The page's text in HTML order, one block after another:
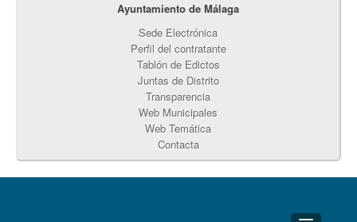
Ayuntamiento de Málaga
Sede Electrónica
Perfil del contratante
Tablón de Edictos
Juntas de Distrito
Transparencia
Web Municipales
Web Temática
Contacta